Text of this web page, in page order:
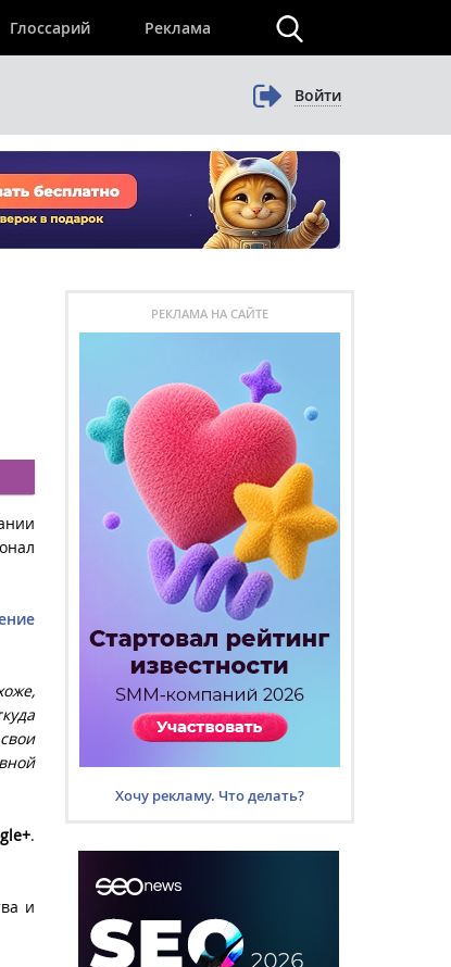
Глоссарий Реклама
Войти
.
и
РЕКЛАМА НА САЙТЕ
Хочу рекламу. Что делать?